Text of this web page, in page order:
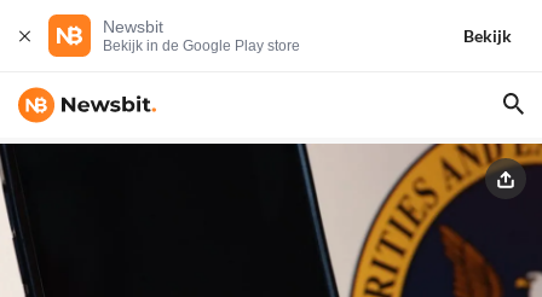
Newsbit
Bekijk in de Google Play store
Bekijk